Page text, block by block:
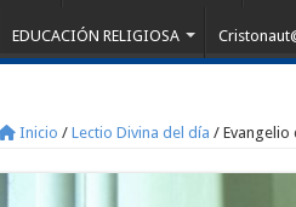
EDUCACIÓN RELIGIOSA
Inicio / Lectio Divina del día / Evangelio